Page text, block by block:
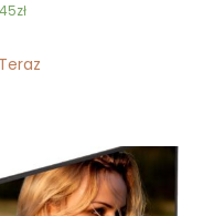
zł